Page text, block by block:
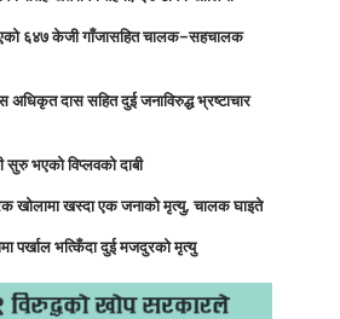
६४७ केजी गाँजासहित चालक–सहचालक
अधिकृत दास सहित दुई जनाविरुद्ध भ्रष्टाचार
सुरु भएको विप्लवको दाबी
खोलामा खस्दा एक जनाको मृत्यु, चालक घाइते
पर्खाल भत्किँदा दुई मजदुरको मृत्यु